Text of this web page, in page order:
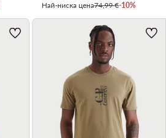
Най-ниска цена74,99 €-10%